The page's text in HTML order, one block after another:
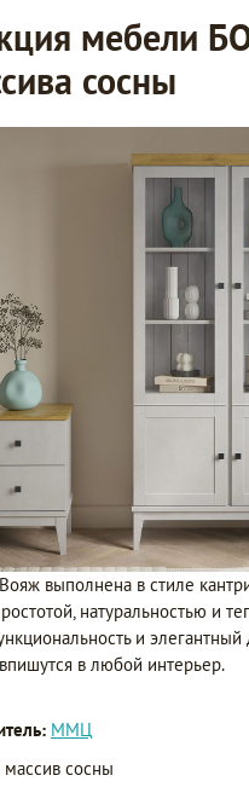
мебели
сосны
выполнена в стиле
натуральностью и
и элегантный
в любой интерьер.
ММЦ
массив сосны